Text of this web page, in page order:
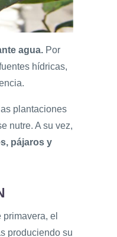
agua. Por
hídricas,
plantaciones
nutre. A su vez,
pájaros y
el
produciendo su